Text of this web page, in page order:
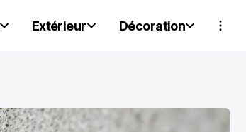
Extérieur Décoration